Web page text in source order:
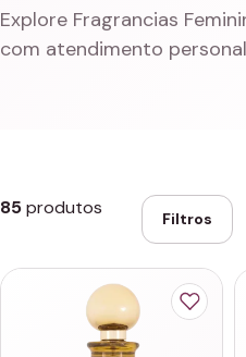
Explore Fragrancias
com atendimento
85produtos Filtros